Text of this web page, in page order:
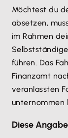
Möchtest du
absetzen,
im Rahmen
führen. Das
Finanzamt
veranlassten
unternommen
Diese